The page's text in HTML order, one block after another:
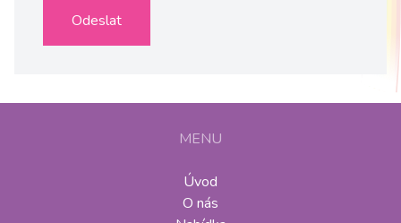
Odeslat
MENU
Úvod
O nás